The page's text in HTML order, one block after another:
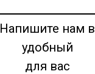
Напишите нам в
удобный
для вас